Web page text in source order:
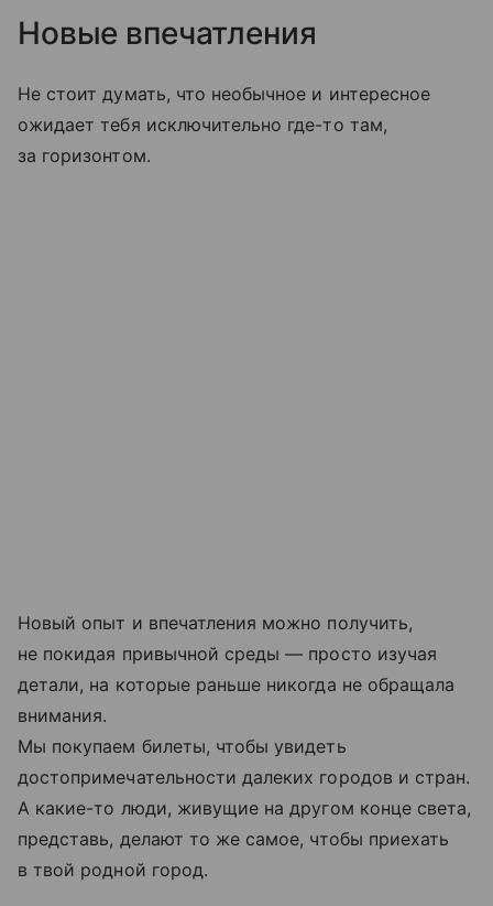
Новые впечатления
Не стоит думать, что необычное и интересное
ожидает тебя исключительно где-то там,
за горизонтом.
Новый опыт и впечатления можно получить,
не покидая привычной среды — просто изучая
детали, на которые раньше никогда не обращала
внимания.
Мы покупаем билеты, чтобы увидеть
достопримечательности далеких городов и стран.
А какие-то люди, живущие на другом конце света,
представь, делают то же самое, чтобы приехать
в твой родной город.